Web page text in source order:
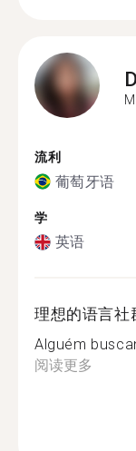
流利
葡萄牙语
学
英语
理想的语言社
Alguém
阅读更多